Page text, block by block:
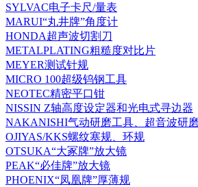
SYLVAC电子卡尺/量表
MARUI“丸井牌”角度计
HONDA超声波切割刀
METALPLATING粗糙度对比片
MEYER测试针规
MICRO 100超级钨钢工具
NEOTEC精密平口钳
NISSIN Z轴高度设定器和光电式寻边器
NAKANISHI气动研磨工具、超音波研
OJIYAS/KKS螺纹塞规、环规
OTSUKA“大冢牌”放大镜
PEAK“必佳牌”放大镜
PHOENIX“凤凰牌”厚薄规